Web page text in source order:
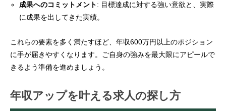
成果へのコミットメント: 目標達成に対する強い意欲と、実際
に成果を出してきた実績。
これらの要素を多く満たすほど、年収600万円以上のポジション
に手が届きやすくなります。ご自身の強みを最大限にアピールで
きるよう準備を進めましょう。
年収アップを叶える求人の探し方